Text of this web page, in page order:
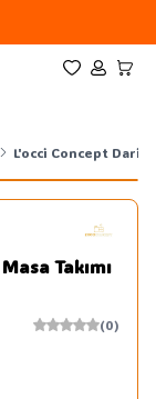
Favorilerim
Hesabım
L'occi Concept
Takımı
(0)